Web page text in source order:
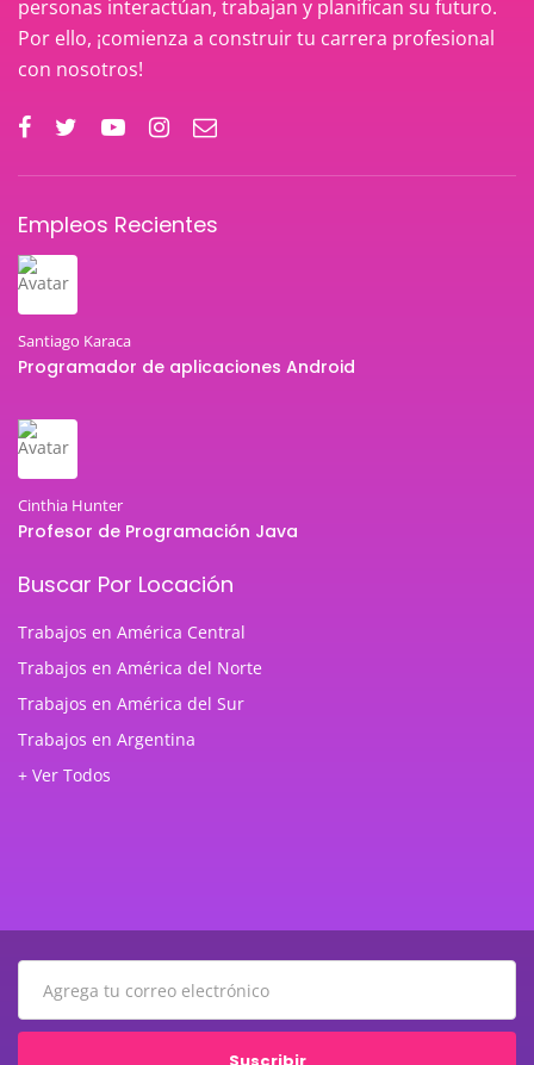
personas interactúan, trabajan y planifican su futuro.
Por ello, ¡comienza a construir tu carrera profesional
con nosotros!
Empleos Recientes
Santiago Karaca
Programador de aplicaciones Android
Cinthia Hunter
Profesor de Programación Java
Buscar Por Locación
Trabajos en América Central
Trabajos en América del Norte
Trabajos en América del Sur
Trabajos en Argentina
+ Ver Todos